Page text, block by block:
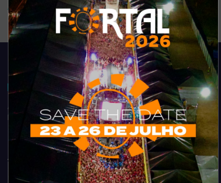
Arquivo de enquete
Acompanhe todas as novidades do entretenimento na região de
Fortaleza. Dicas, promoções, coberturas exclusivas e muito mais.